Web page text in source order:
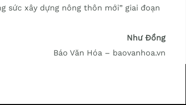
sức xây dựng nông thôn mới” giai đoạn
Như Đồng
Báo Văn Hóa – baovanhoa.vn